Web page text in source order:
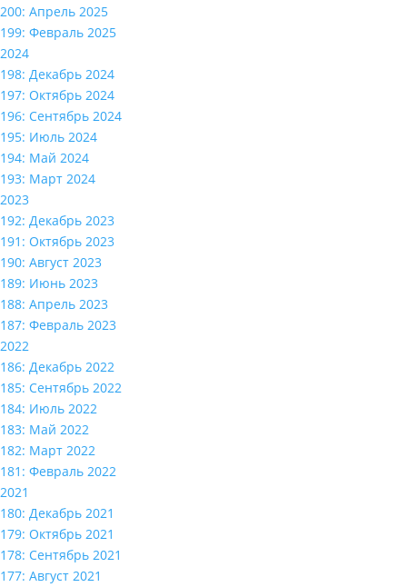
200: Апрель 2025
199: Февраль 2025
2024
198: Декабрь 2024
197: Октябрь 2024
196: Сентябрь 2024
195: Июль 2024
194: Май 2024
193: Март 2024
2023
192: Декабрь 2023
191: Октябрь 2023
190: Август 2023
189: Июнь 2023
188: Апрель 2023
187: Февраль 2023
2022
186: Декабрь 2022
185: Сентябрь 2022
184: Июль 2022
183: Май 2022
182: Март 2022
181: Февраль 2022
2021
180: Декабрь 2021
179: Октябрь 2021
178: Сентябрь 2021
177: Август 2021